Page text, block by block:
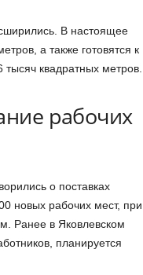
В настоящее
а также готовятся к
квадратных метров.
рабочих
о поставках
новых рабочих мест, при
Ранее в Яковлевском
планируется